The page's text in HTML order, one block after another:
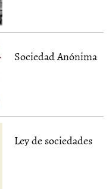
Sociedad Anónima
Ley de sociedades